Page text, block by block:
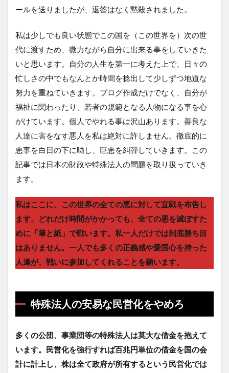
ールを送りましたが、返答はなく黙殺されました。
私は少しでも良い状態でこの国を（この世界を）次の世
代に渡すため、微力ながら自分に出来る事をしていきた
いと思います。自分の人生を第一に考えた上で、日々の
忙しさの中でもなんとか時間を捻出して少しずつ地道な
努力を重ねていきます。ブログ作成だけでなく、自分が
福祉に関わったり、若者の規範となる人物になる事を心
がけています。個人でやれる事は沢山あります。善良な
人達に害をなす悪人を私は絶対に許しません。徹底的に
悪事を白日の下に晒し、巨悪を糾弾していきます。この
記事では日本の財政や特殊法人の問題を取り扱っていき
ます。
私はここに、この世界の全ての悪に対して宣戦を布告し
ます。どれだけ時間がかかっても、全ての悪を滅ぼすた
めに「筆と紙」で戦います。私一人だけでは到底勝ち目
はありません。一人でも多くの正義感や愛国心を持った
人達が、戦いに参加してくれることを願います。
特殊法人の安易な民営化をやめろ
多くの公団、事業団等の特殊法人は莫大な借金を抱えて
います。民営化を強行すれば百兆円単位の借金を国の会
計に計上し、株は全て政府が所有するという民営化では